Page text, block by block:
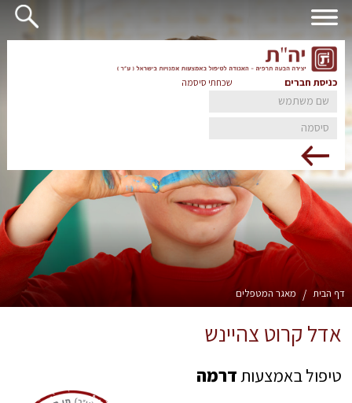
כניסת חברים שכחתי סיסמה
דף הבית / מאגר המטפלים
אדל קרוט צהיינש
טיפול באמצעותדרמה